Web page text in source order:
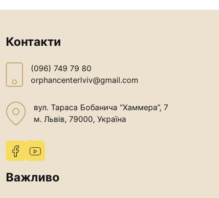
Контакти
(096) 749 79 80
orphancenterlviv@gmail.com
вул. Тараса Бобанича “Хаммера”, 7
м. Львів, 79000, Україна
Важливо